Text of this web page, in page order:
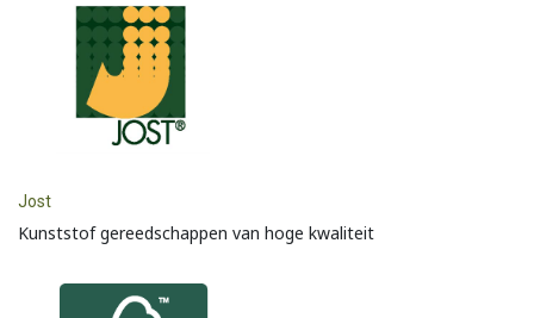
Jost
Kunststof gereedschappen van hoge kwaliteit